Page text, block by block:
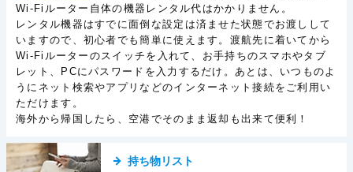
Wi-Fiルーター自体の機器レンタル代はかかりません。
レンタル機器はすでに面倒な設定は済ませた状態でお渡しして
いますので、初心者でも簡単に使えます。渡航先に着いてから
Wi-Fiルーターのスイッチを入れて、お手持ちのスマホやタブ
レット、PCにパスワードを入力するだけ。あとは、いつものよ
うにネット検索やアプリなどのインターネット接続をご利用い
ただけます。
海外から帰国したら、空港でそのまま返却も出来て便利！
持ち物リスト